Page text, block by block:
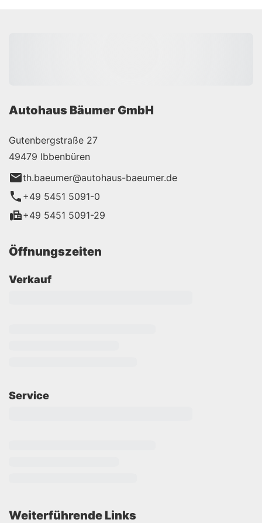
Autohaus Bäumer GmbH
Gutenbergstraße 27
49479 Ibbenbüren
th.baeumer@autohaus-baeumer.de
+49 5451 5091-0
+49 5451 5091-29
Öffnungszeiten
Verkauf
Service
Weiterführende Links